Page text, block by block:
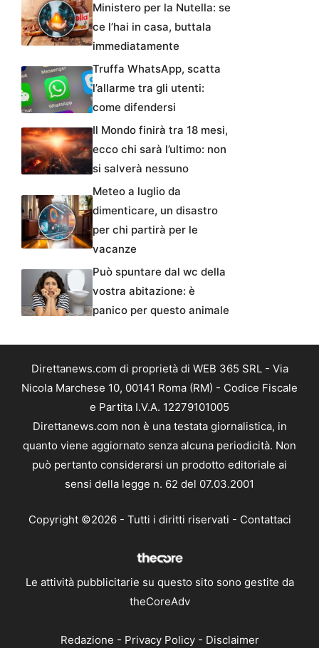
Ministero per la Nutella: se
ce l’hai in casa, buttala
immediatamente
Truffa WhatsApp, scatta
l’allarme tra gli utenti:
come difendersi
Il Mondo finirà tra 18 mesi,
ecco chi sarà l’ultimo: non
si salverà nessuno
Meteo a luglio da
dimenticare, un disastro
per chi partirà per le
vacanze
Può spuntare dal wc della
vostra abitazione: è
panico per questo animale
Direttanews.com di proprietà di WEB 365 SRL - Via
Nicola Marchese 10, 00141 Roma (RM) - Codice Fiscale
e Partita I.V.A. 12279101005
Direttanews.com non è una testata giornalistica, in
quanto viene aggiornato senza alcuna periodicità. Non
può pertanto considerarsi un prodotto editoriale ai
sensi della legge n. 62 del 07.03.2001
Copyright ©2026 - Tutti i diritti riservati - Contattaci
Le attività pubblicitarie su questo sito sono gestite da
theCoreAdv
Redazione - Privacy Policy- Disclaimer